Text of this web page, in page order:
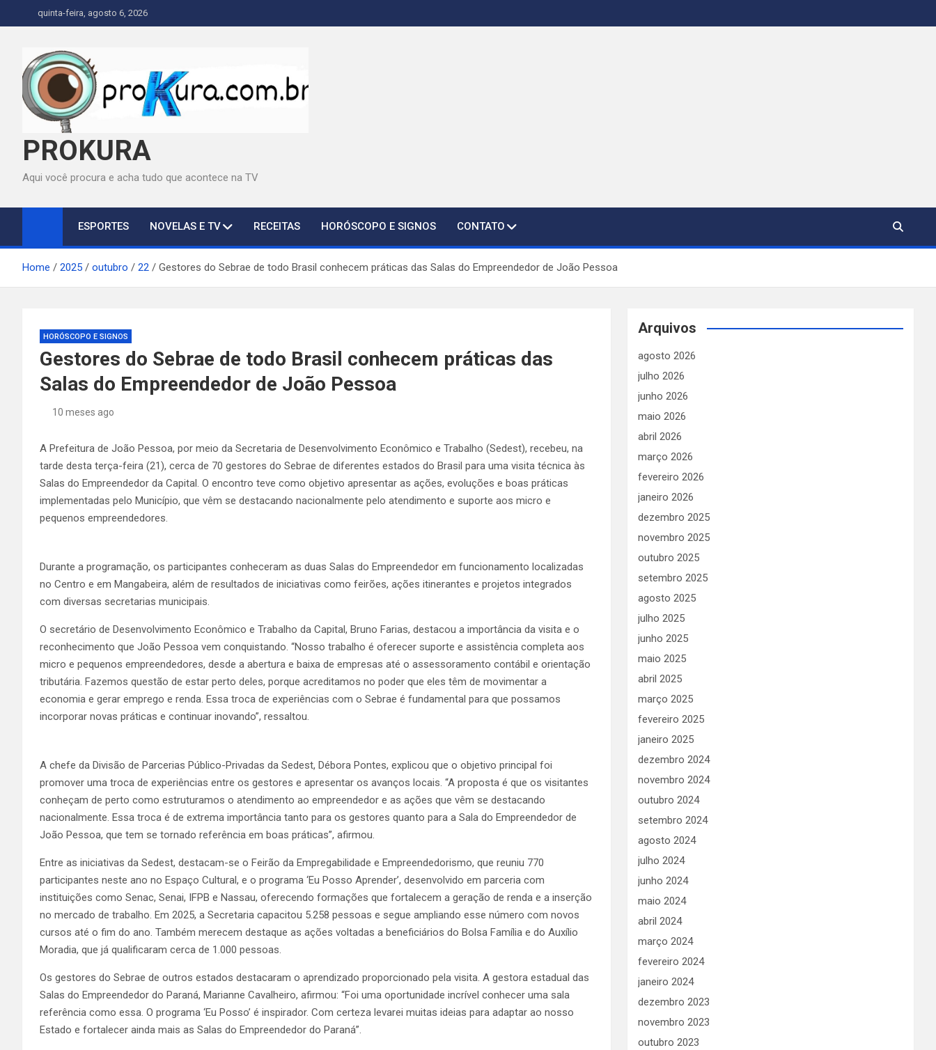
to
quinta-feira, agosto 6, 2026
PROKURA
Aqui você procura e acha tudo que acontece na TV
ESPORTES NOVELAS E TV RECEITAS HORÓSCOPO E SIGNOS CONTATO
Home 2025 outubro 22 Gestores do Sebrae de todo Brasil conhecem práticas das Salas do Empreendedor de João Pessoa
HORÓSCOPO E SIGNOS
Gestores do Sebrae de todo Brasil conhecem práticas das
Salas do Empreendedor de João Pessoa
10 meses ago
A Prefeitura de João Pessoa, por meio da Secretaria de Desenvolvimento Econômico e Trabalho (Sedest), recebeu, na
tarde desta terça-feira (21), cerca de 70 gestores do Sebrae de diferentes estados do Brasil para uma visita técnica às
Salas do Empreendedor da Capital. O encontro teve como objetivo apresentar as ações, evoluções e boas práticas
implementadas pelo Município, que vêm se destacando nacionalmente pelo atendimento e suporte aos micro e
pequenos empreendedores.
Durante a programação, os participantes conheceram as duas Salas do Empreendedor em funcionamento localizadas
no Centro e em Mangabeira, além de resultados de iniciativas como feirões, ações itinerantes e projetos integrados
com diversas secretarias municipais.
O secretário de Desenvolvimento Econômico e Trabalho da Capital, Bruno Farias, destacou a importância da visita e o
reconhecimento que João Pessoa vem conquistando. “Nosso trabalho é oferecer suporte e assistência completa aos
micro e pequenos empreendedores, desde a abertura e baixa de empresas até o assessoramento contábil e orientação
tributária. Fazemos questão de estar perto deles, porque acreditamos no poder que eles têm de movimentar a
economia e gerar emprego e renda. Essa troca de experiências com o Sebrae é fundamental para que possamos
incorporar novas práticas e continuar inovando”, ressaltou.
A chefe da Divisão de Parcerias Público-Privadas da Sedest, Débora Pontes, explicou que o objetivo principal foi
promover uma troca de experiências entre os gestores e apresentar os avanços locais. “A proposta é que os visitantes
conheçam de perto como estruturamos o atendimento ao empreendedor e as ações que vêm se destacando
nacionalmente. Essa troca é de extrema importância tanto para os gestores quanto para a Sala do Empreendedor de
João Pessoa, que tem se tornado referência em boas práticas”, afirmou.
Entre as iniciativas da Sedest, destacam-se o Feirão da Empregabilidade e Empreendedorismo, que reuniu 770
participantes neste ano no Espaço Cultural, e o programa ‘Eu Posso Aprender’, desenvolvido em parceria com
instituições como Senac, Senai, IFPB e Nassau, oferecendo formações que fortalecem a geração de renda e a inserção
no mercado de trabalho. Em 2025, a Secretaria capacitou 5.258 pessoas e segue ampliando esse número com novos
cursos até o fim do ano. Também merecem destaque as ações voltadas a beneficiários do Bolsa Família e do Auxílio
Moradia, que já qualificaram cerca de 1.000 pessoas.
Os gestores do Sebrae de outros estados destacaram o aprendizado proporcionado pela visita. A gestora estadual das
Salas do Empreendedor do Paraná, Marianne Cavalheiro, afirmou: “Foi uma oportunidade incrível conhecer uma sala
referência como essa. O programa ‘Eu Posso’ é inspirador. Com certeza levarei muitas ideias para adaptar ao nosso
Estado e fortalecer ainda mais as Salas do Empreendedor do Paraná”.
Arquivos
agosto 2026
julho 2026
junho 2026
maio 2026
abril 2026
março 2026
fevereiro 2026
janeiro 2026
dezembro 2025
novembro 2025
outubro 2025
setembro 2025
agosto 2025
julho 2025
junho 2025
maio 2025
abril 2025
março 2025
fevereiro 2025
janeiro 2025
dezembro 2024
novembro 2024
outubro 2024
setembro 2024
agosto 2024
julho 2024
junho 2024
maio 2024
abril 2024
março 2024
fevereiro 2024
janeiro 2024
dezembro 2023
novembro 2023
outubro 2023